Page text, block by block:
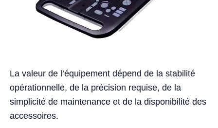
La valeur de l’équipement dépend de la stabilité
opérationnelle, de la précision requise, de la
simplicité de maintenance et de la disponibilité des
accessoires.